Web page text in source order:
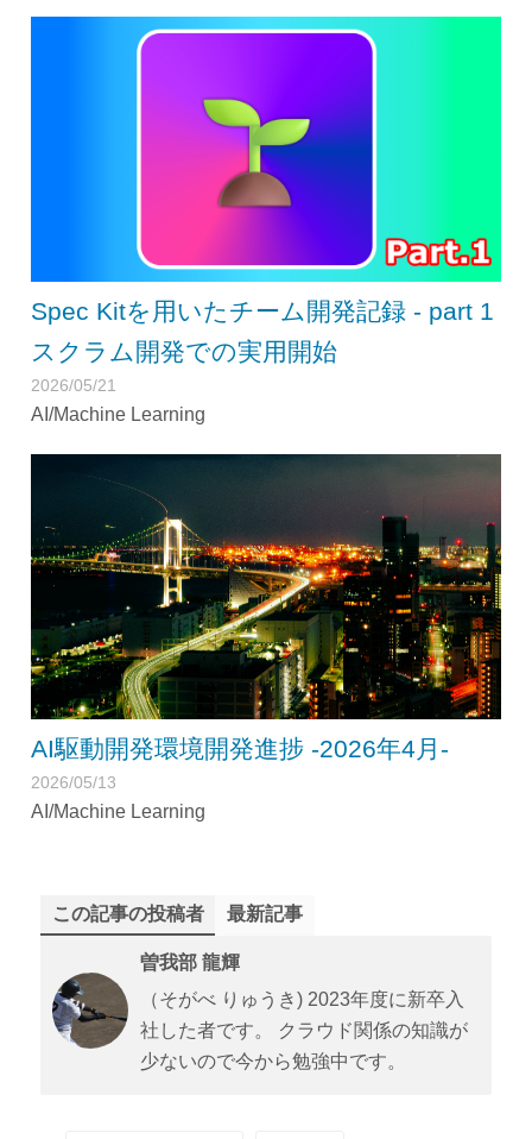
Spec Kitを用いたチーム開発記録 - part 1
スクラム開発での実用開始
2026/05/21
AI/Machine Learning
AI駆動開発環境開発進捗 -2026年4月-
2026/05/13
AI/Machine Learning
この記事の投稿者 最新記事
曽我部 龍輝
（そがべ りゅうき) 2023年度に新卒入
社した者です。 クラウド関係の知識が
少ないので今から勉強中です。